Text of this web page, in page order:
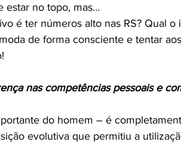
estar no topo, mas…
é ter números alto nas RS? Qual o
de forma consciente e tentar
nas competências pessoais e
do homem – é
evolutiva que permitiu a